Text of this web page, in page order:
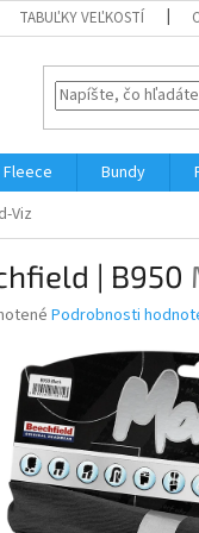
TABUĽKY VEĽKOSTÍ
Fleece Bundy
Viz
| B950
Podrobnosti